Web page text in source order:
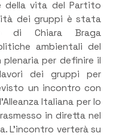
della vita del Partito
dei gruppi è stata
di Chiara Braga
ambientali del
plenaria per definire il
dei gruppi per
un incontro con
Italiana per lo
in diretta nel
L’incontro verterà su